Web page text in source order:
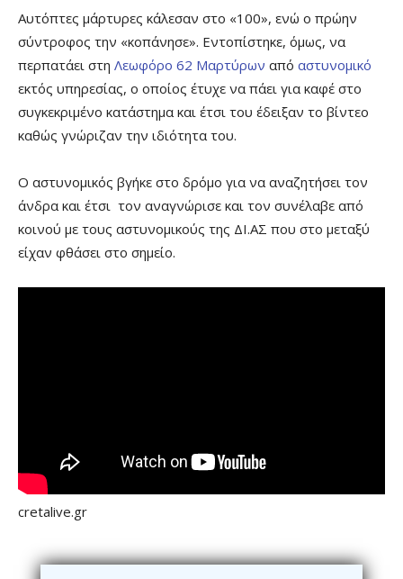
Αυτόπτες μάρτυρες κάλεσαν στο «100», ενώ ο πρώην
σύντροφος την «κοπάνησε». Εντοπίστηκε, όμως, να
περπατάει στη Λεωφόρο 62 Μαρτύρων από αστυνομικό
εκτός υπηρεσίας, ο οποίος έτυχε να πάει για καφέ στο
συγκεκριμένο κατάστημα και έτσι του έδειξαν το βίντεο
καθώς γνώριζαν την ιδιότητα του.
Ο αστυνομικός βγήκε στο δρόμο για να αναζητήσει τον
άνδρα και έτσι τον αναγνώρισε και τον συνέλαβε από
κοινού με τους αστυνομικούς της ΔΙ.ΑΣ που στο μεταξύ
είχαν φθάσει στο σημείο.
cretalive.gr